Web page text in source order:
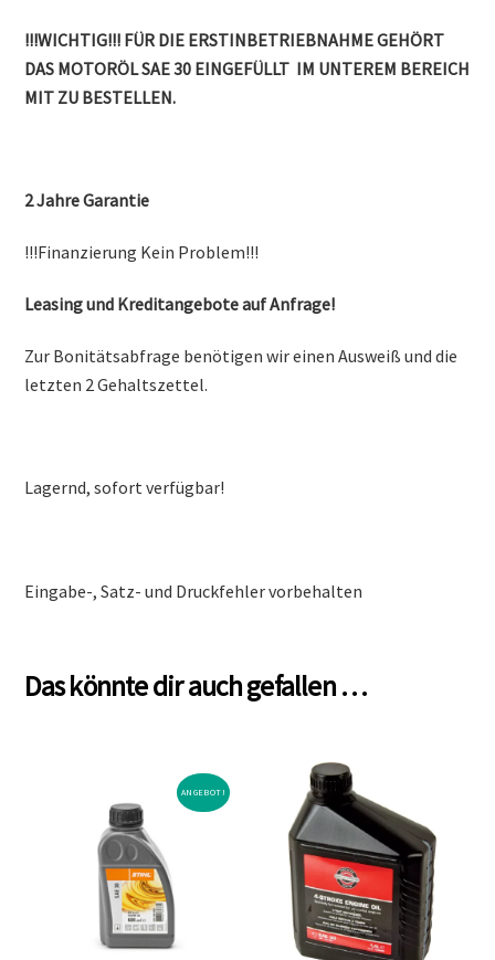
!!!WICHTIG!!! FÜR DIE ERSTINBETRIEBNAHME GEHÖRT
DAS MOTORÖLSAE 30 EINGEFÜLLT IM UNTEREM BEREICH
MIT ZU BESTELLEN.
2 Jahre Garantie
!!!Finanzierung Kein Problem!!!
Leasing und Kreditangebote auf Anfrage!
Zur Bonitätsabfrage benötigen wir einen Ausweiß und die
letzten 2 Gehaltszettel.
Lagernd, sofort verfügbar!
Eingabe-, Satz- und Druckfehler vorbehalten
Das könnte dir auch gefallen …
ANGEBOT!